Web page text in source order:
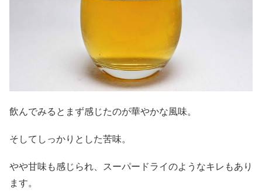
飲んでみるとまず感じたのが華やかな風味。
そしてしっかりとした苦味。
やや甘味も感じられ、スーパードライのようなキレもあり
ます。